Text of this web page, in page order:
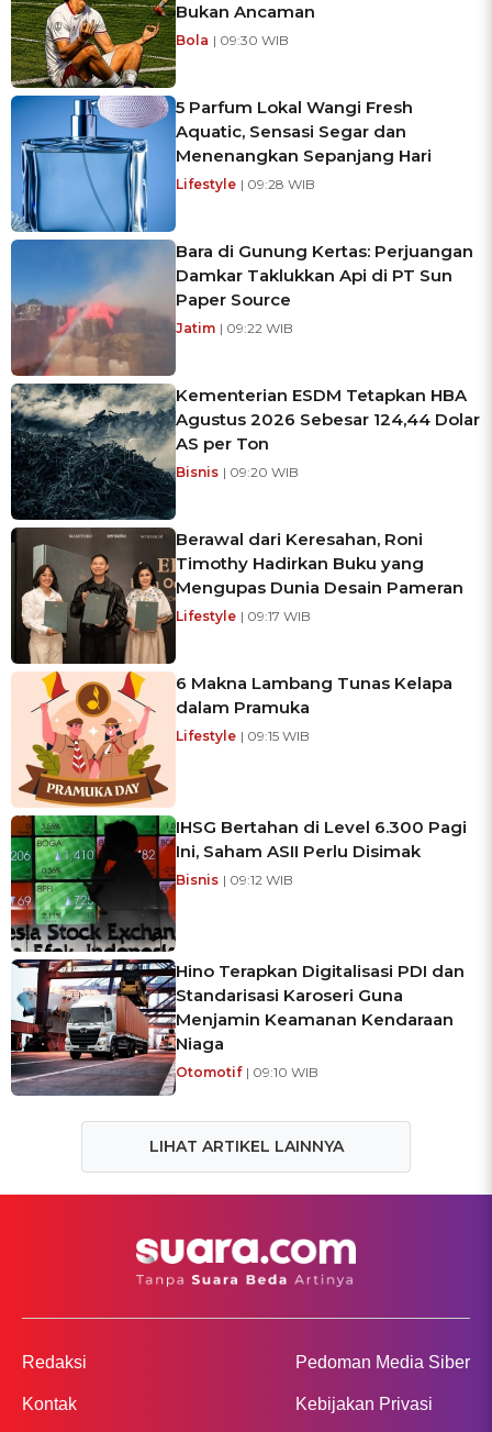
Bukan Ancaman
Bola | 09:30 WIB
5 Parfum Lokal Wangi Fresh
Aquatic, Sensasi Segar dan
Menenangkan Sepanjang Hari
Lifestyle | 09:28 WIB
Bara di Gunung Kertas: Perjuangan
Damkar Taklukkan Api di PT Sun
Paper Source
Jatim | 09:22 WIB
Kementerian ESDM Tetapkan HBA
Agustus 2026 Sebesar 124,44 Dolar
AS per Ton
Bisnis | 09:20 WIB
Berawal dari Keresahan, Roni
Timothy Hadirkan Buku yang
Mengupas Dunia Desain Pameran
Lifestyle | 09:17 WIB
6 Makna Lambang Tunas Kelapa
dalam Pramuka
Lifestyle | 09:15 WIB
IHSG Bertahan di Level 6.300 Pagi
Ini, Saham ASII Perlu Disimak
Bisnis | 09:12 WIB
Hino Terapkan Digitalisasi PDI dan
Standarisasi Karoseri Guna
Menjamin Keamanan Kendaraan
Niaga
Otomotif | 09:10 WIB
LIHAT ARTIKEL LAINNYA
Redaksi
Kontak
Pedoman Media Siber
Kebijakan Privasi